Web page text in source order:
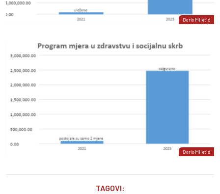
Boris Miletić
Boris Miletić
TAGOVI: